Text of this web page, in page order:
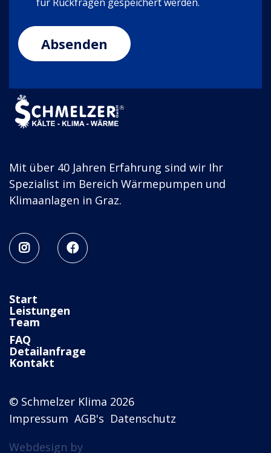
Mit über 40 Jahren Erfahrung sind wir Ihr
Spezialist im Bereich Wärmepumpen und
Klimaanlagen in Graz.
 
Start
Leistungen
Team
FAQ
Detailanfrage
Kontakt
© Schmelzer Klima 2026
Impressum AGB's Datenschutz
Webdesign by